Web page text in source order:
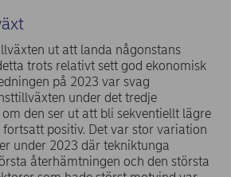
ut att landa någonstans
trots relativt sett god ekonomisk
på 2023 var svag
under det tredje
den ser ut att bli sekventiellt lägre
fortsatt positiv. Det var stor variation
under 2023 där tekniktunga
återhämtningen och den största